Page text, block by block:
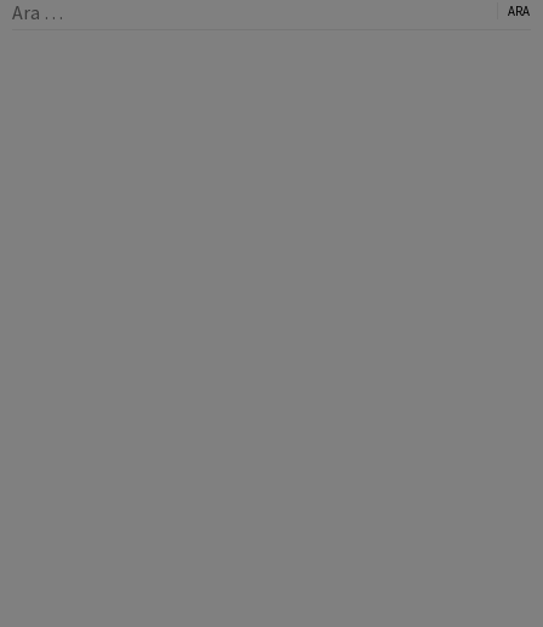
Arama: